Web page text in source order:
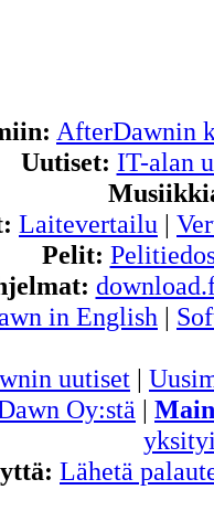
AfterDawnin
Uutiset: IT-alan
Laitevertailu |
Pelit:
in English |
uutiset |
Oy:stä |
Lähetä